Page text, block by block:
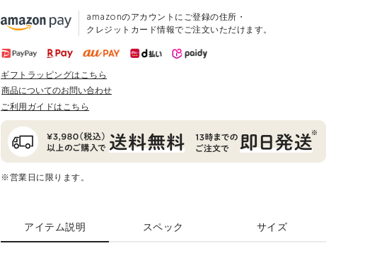
amazonのアカウントにご登録の住所・
クレジットカード情報でご注文いただけます。
ギフトラッピングはこちら
商品についてのお問い合わせ
ご利用ガイドはこちら
※営業日に限ります。
アイテム説明 スペック サイズ